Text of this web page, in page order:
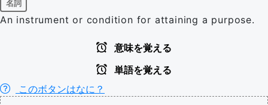
名詞
An instrument or condition for attaining a purpose.
意味を覚える
単語を覚える
このボタンはなに？